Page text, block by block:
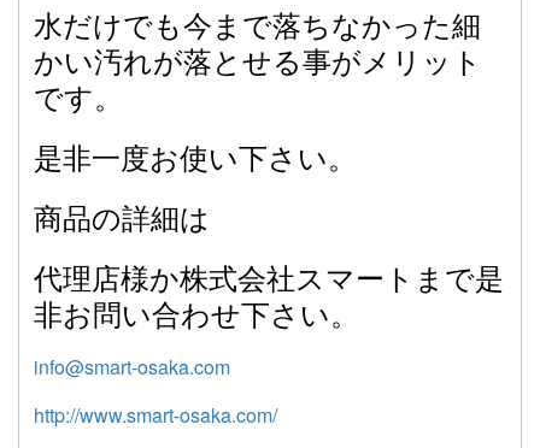
水だけでも今まで落ちなかった細
かい汚れが落とせる事がメリット
です。
是非一度お使い下さい。
商品の詳細は
代理店様か株式会社スマートまで是
非お問い合わせ下さい。
info@smart-osaka.com
http://www.smart-osaka.com/